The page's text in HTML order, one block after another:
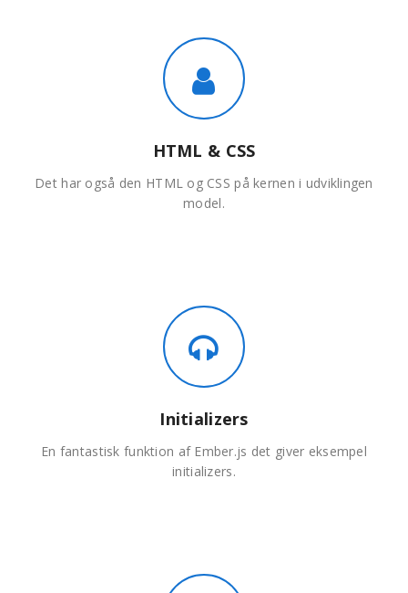
HTML & CSS
Det har også den HTML og CSS på kernen i udviklingen
model.
Initializers
En fantastisk funktion af Ember.js det giver eksempel
initializers.